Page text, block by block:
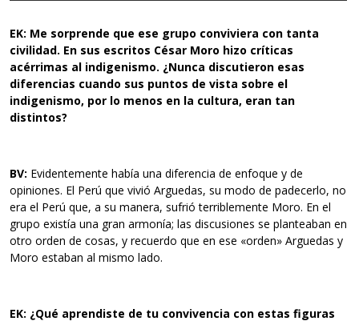
EK: Me sorprende que ese grupo conviviera con tanta
civilidad. En sus escritos César Moro hizo críticas
acérrimas al indigenismo. ¿Nunca discutieron esas
diferencias cuando sus puntos de vista sobre el
indigenismo, por lo menos en la cultura, eran tan
distintos?
BV: Evidentemente había una diferencia de enfoque y de
opiniones. El Perú que vivió Arguedas, su modo de padecerlo, no
era el Perú que, a su manera, sufrió terriblemente Moro. En el
grupo existía una gran armonía; las discusiones se planteaban en
otro orden de cosas, y recuerdo que en ese «orden» Arguedas y
Moro estaban al mismo lado.
EK: ¿Qué aprendiste de tu convivencia con estas figuras